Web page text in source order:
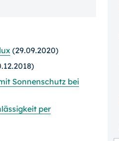
(29.09.2020)
Sonnenschutz bei
per